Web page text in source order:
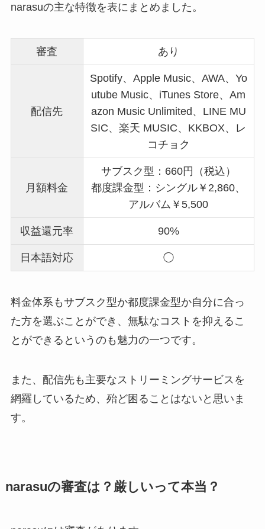
narasuの主な特徴を表にまとめました。
審査 あり
配信先
Spotify、Apple Music、AWA、Yo
utube Music、iTunes Store、Am
azon Music Unlimited、LINE MU
SIC、楽天 MUSIC、KKBOX、レ
コチョク
月額料金
サブスク型：660円（税込）
都度課金型：シングル￥2,860、
アルバム￥5,500
収益還元率 90%
日本語対応 ◯
料金体系もサブスク型か都度課金型か自分に合っ
た方を選ぶことができ、無駄なコストを抑えるこ
とができるというのも魅力の一つです。
また、配信先も主要なストリーミングサービスを
網羅しているため、殆ど困ることはないと思いま
す。
narasuの審査は？厳しいって本当？